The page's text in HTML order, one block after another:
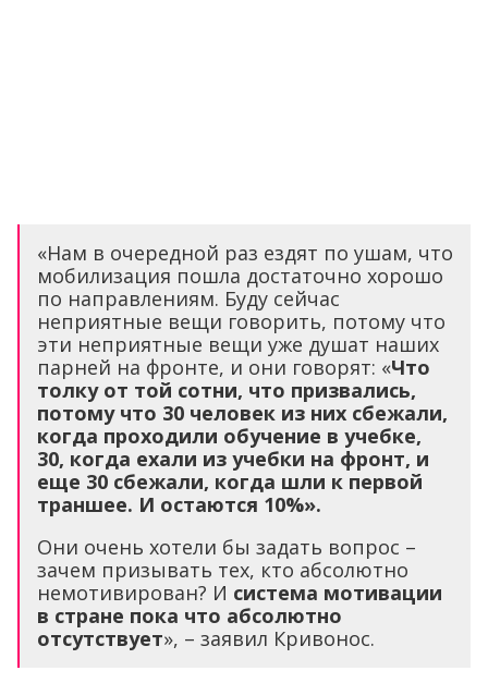
«Нам в очередной раз ездят по ушам, что
мобилизация пошла достаточно хорошо
по направлениям. Буду сейчас
неприятные вещи говорить, потому что
эти неприятные вещи уже душат наших
парней на фронте, и они говорят: «Что
толку от той сотни, что призвались,
потому что 30 человек из них сбежали,
когда проходили обучение в учебке,
30, когда ехали из учебки на фронт, и
еще 30 сбежали, когда шли к первой
траншее. И остаются 10%».
Они очень хотели бы задать вопрос –
зачем призывать тех, кто абсолютно
немотивирован? И система мотивации
в стране пока что абсолютно
отсутствует», – заявил Кривонос.